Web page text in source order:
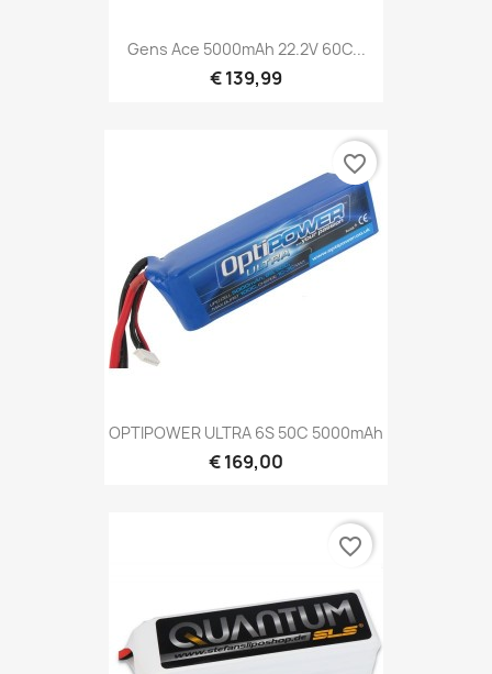
Gens Ace 5000mAh 22.2V 60C...
€ 139,99
OPTIPOWER ULTRA 6S 50C 5000mAh
€ 169,00
favorite_border
favorite_border